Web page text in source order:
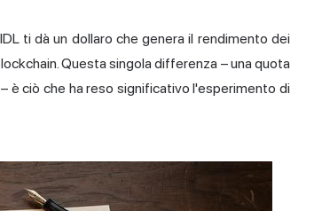
ti dà un dollaro che genera il rendimento dei
Questa singola differenza – una quota
è ciò che ha reso significativo l'esperimento di